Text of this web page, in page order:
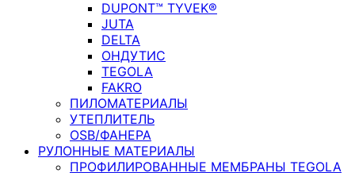
DUPONT™ TYVEK®
JUTA
DELTA
ОНДУТИС
TEGOLA
FAKRO
ПИЛОМАТЕРИАЛЫ
УТЕПЛИТЕЛЬ
OSB/ФАНЕРА
РУЛОННЫЕ МАТЕРИАЛЫ
ПРОФИЛИРОВАННЫЕ МЕМБРАНЫ TEGOLA